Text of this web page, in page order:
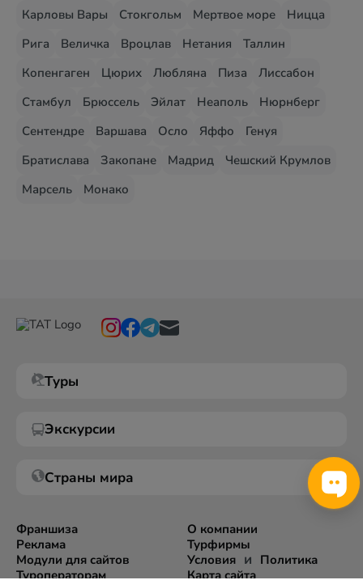
Карловы Вары
Стокгольм Мертвое море
Ницца
Рига
Величка Вроцлав Нетания
Таллин
Копенгаген
Цюрих Любляна Пиза
Лиссабон
Стамбул
Брюссель Эйлат Неаполь
Нюрнберг
Сентендре
Варшава Осло Яффо
Генуя
Братислава
Закопане Мадрид
Чешский Крумлов
Марсель
Монако
Туры
Экскурсии
Страны мира
Франшиза
Реклама
Модули для сайтов
Туроператорам
О компании
Турфирмы
Условияи Политика
Карта сайта